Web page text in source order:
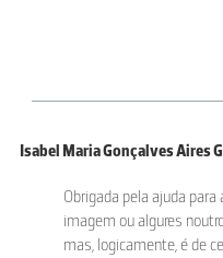
Isabel Maria Gonçalves Aires
Obrigada pela ajuda
imagem ou algures
mas, logicamente, é de